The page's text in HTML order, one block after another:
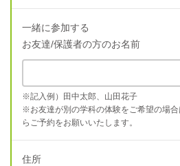
一緒に参加する
お友達/保護者の方のお名前
※記入例）田中太郎、山田花子
※お友達が別の学科の体験をご希望の場
らご予約をお願いいたします。
住所